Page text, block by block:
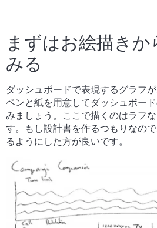
まずはお絵描きか
みる
ダッシュボードで表現するグラフ
ペンと紙を用意してダッシュボー
みましょう。ここで描くのはラフ
す。もし設計書を作るつもりなの
るようにした方が良いです。